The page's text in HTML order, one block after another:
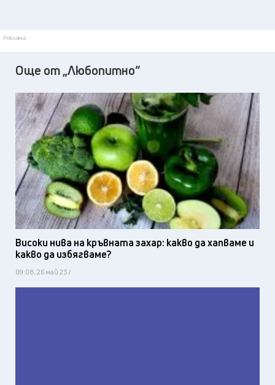
Реклама
Още от „Любопитно“
Високи нива на кръвната захар: какво да хапваме и
какво да избягваме?
09:08, 26 май 23 /